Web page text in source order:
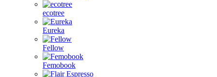
ecotree
Eureka
Fellow
Femobook